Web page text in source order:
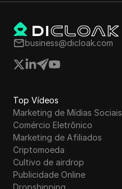
Western Union
WhatsApp Business
Yahoo Gemini
YouTube
YouTube Premium
Zalando
business@dicloak.com
Top Vídeos
Marketing de Mídias Sociais
Comércio Eletrônico
Marketing de Afiliados
Criptomoeda
Cultivo de airdrop
Publicidade Online
Dropshipping